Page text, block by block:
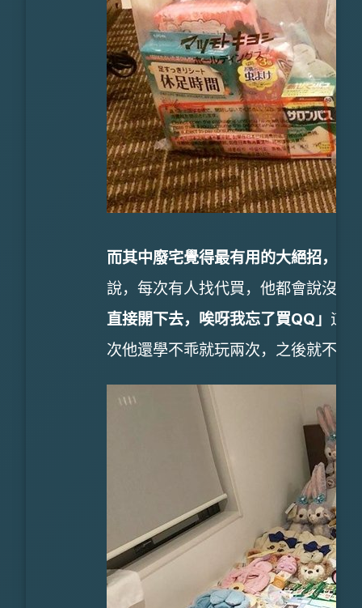
而其中廢宅覺得最有用的大絕招，就
說，每次有人找代買，他都會說沒問
直接開下去，唉呀我忘了買QQ」 這
次他還學不乖就玩兩次，之後就不會